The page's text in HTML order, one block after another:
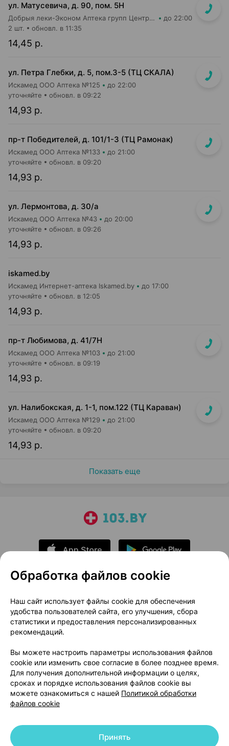
ул. Матусевича, д. 90, пом. 5Н
Добрыя леки-Эконом Аптека групп Центр ООО Аптека №17 до 22:00
14,45 р.
2 шт. обновл. в 11:35
ул. Петра Глебки, д. 5, пом.3-5 (ТЦ СКАЛА)
Искамед ООО Аптека №125 до 22:00
14,93 р.
уточняйте обновл. в 09:22
пр-т Победителей, д. 101/1-3 (ТЦ Рамонак)
Искамед ООО Аптека №133 до 21:00
14,93 р.
уточняйте обновл. в 09:20
ул. Лермонтова, д. 30/а
Искамед ООО Аптека №43 до 20:00
14,93 р.
уточняйте обновл. в 09:26
iskamed.by
Искамед Интернет-аптека Iskamed.by до 17:00
14,93 р.
уточняйте обновл. в 12:05
пр-т Любимова, д. 41/7Н
Искамед ООО Аптека №103 до 21:00
14,93 р.
уточняйте обновл. в 09:19
ул. Налибокская, д. 1-1, пом.122 (ТЦ Караван)
Искамед ООО Аптека №129 до 21:00
14,93 р.
уточняйте обновл. в 09:20
Показать еще
О проекте
Новости проекта
Размещение рекламы
Медицинский маркетинг
Публичный договор
Доставка
Способы оплаты
Вакансии
Партнеры
Написать руководителю 103.by
Написать в поддержку
Персональные настройки Cookie
Обработка файлов cookie
Наш сайт использует файлы cookie для обеспечения
удобства пользователей сайта, его улучшения, сбора
статистики и предоставления персонализированных
рекомендаций.
Вы можете настроить параметры использования файлов
cookie или изменить свое согласие в более позднее время.
Для получения дополнительной информации о целях,
сроках и порядке использования файлов cookie вы
можете ознакомиться с нашей Политикой обработки
файлов cookie
Принять